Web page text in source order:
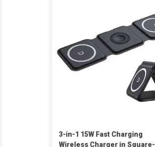
3-in-1 15W Fast Charging
Wireless Charger in Square-